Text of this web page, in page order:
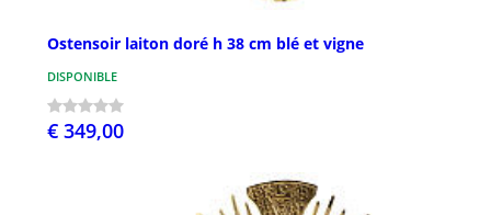
Ostensoir laiton doré h 38 cm blé et vigne
DISPONIBLE
€ 349,00